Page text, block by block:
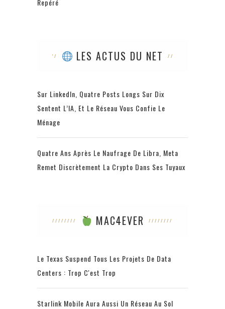
LES ACTUS DU NET
Sur LinkedIn, Quatre Posts Longs Sur Dix
Sentent L’IA, Et Le Réseau Vous Confie Le
Ménage
Quatre Ans Après Le Naufrage De Libra, Meta
Remet Discrètement La Crypto Dans Ses Tuyaux
MAC4EVER
Le Texas Suspend Tous Les Projets De Data
Centers : Trop C'est Trop
Starlink Mobile Aura Aussi Un Réseau Au Sol